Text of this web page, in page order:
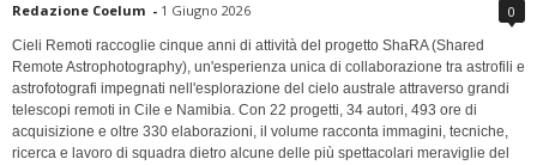
Redazione Coelum - 1 Giugno 2026 0
Cieli Remoti raccoglie cinque anni di attività del progetto ShaRA (Shared
Remote Astrophotography), un'esperienza unica di collaborazione tra astrofili e
astrofotografi impegnati nell'esplorazione del cielo australe attraverso grandi
telescopi remoti in Cile e Namibia. Con 22 progetti, 34 autori, 493 ore di
acquisizione e oltre 330 elaborazioni, il volume racconta immagini, tecniche,
ricerca e lavoro di squadra dietro alcune delle più spettacolari meraviglie del